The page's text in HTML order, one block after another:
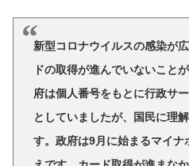
新型コロナウイルスの感染が
ドの取得が進んでいないこと
府は個人番号をもとに行政サ
としていましたが、国民に理
す。政府は9月に始まるマイ